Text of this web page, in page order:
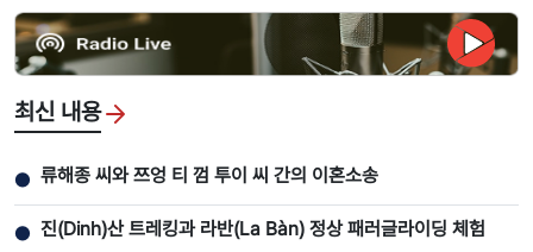
최신 내용
● 류해종 씨와 쯔엉 티 껌 투이 씨 간의 이혼소송
● 진(Dinh)산 트레킹과 라반(La Bàn) 정상 패러글라이딩 체험